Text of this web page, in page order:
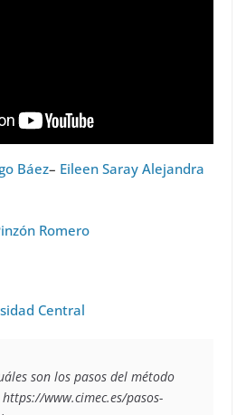
Báez– Eileen Saray Alejandra
Romero
Central
son los pasos del método
https://www.cimec.es/pasos-